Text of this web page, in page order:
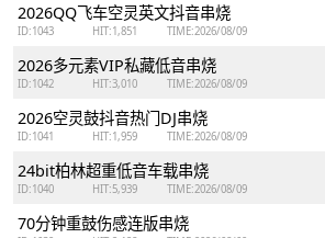
2026QQ飞车空灵英文抖音串烧
ID:1043 HIT:1,851 TIME:2026/08/09
2026多元素VIP私藏低音串烧
ID:1042 HIT:3,010 TIME:2026/08/09
2026空灵鼓抖音热门DJ串烧
ID:1041 HIT:1,959 TIME:2026/08/09
24bit柏林超重低音车载串烧
ID:1040 HIT:5,939 TIME:2026/08/09
70分钟重鼓伤感连版串烧